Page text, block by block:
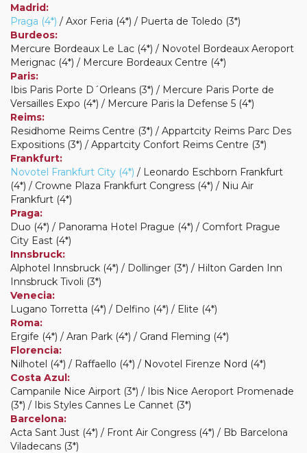
Madrid:
Praga (4*) / Axor Feria (4*) / Puerta de Toledo (3*)
Burdeos:
Mercure Bordeaux Le Lac (4*) / Novotel Bordeaux Aeroport
Merignac (4*) / Mercure Bordeaux Centre (4*)
Paris:
Ibis Paris Porte D´Orleans (3*) / Mercure Paris Porte de
Versailles Expo (4*) / Mercure Paris la Defense 5 (4*)
Reims:
Residhome Reims Centre (3*) / Appartcity Reims Parc Des
Expositions (3*) / Appartcity Confort Reims Centre (3*)
Frankfurt:
Novotel Frankfurt City (4*) / Leonardo Eschborn Frankfurt
(4*) / Crowne Plaza Frankfurt Congress (4*) / Niu Air
Frankfurt (4*)
Praga:
Duo (4*) / Panorama Hotel Prague (4*) / Comfort Prague
City East (4*)
Innsbruck:
Alphotel Innsbruck (4*) / Dollinger (3*) / Hilton Garden Inn
Innsbruck Tivoli (3*)
Venecia:
Lugano Torretta (4*) / Delfino (4*) / Elite (4*)
Roma:
Ergife (4*) / Aran Park (4*) / Grand Fleming (4*)
Florencia:
Nilhotel (4*) / Raffaello (4*) / Novotel Firenze Nord (4*)
Costa Azul:
Campanile Nice Airport (3*) / Ibis Nice Aeroport Promenade
(3*) / Ibis Styles Cannes Le Cannet (3*)
Barcelona:
Acta Sant Just (4*) / Front Air Congress (4*) / Bb Barcelona
Viladecans (3*)